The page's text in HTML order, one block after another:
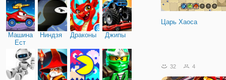
Машина
Ест
Машину
Ниндзя Драконы Джипы
Царь Хаоса
32 4